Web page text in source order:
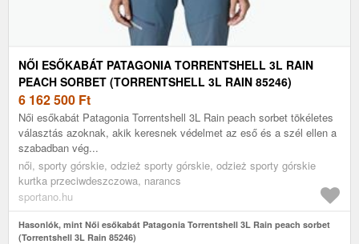
NŐI ESŐKABÁT PATAGONIA TORRENTSHELL 3L RAIN
PEACH SORBET (TORRENTSHELL 3L RAIN 85246)
6 162 500 Ft
Női esőkabát Patagonia Torrentshell 3L Rain peach sorbet tökéletes
választás azoknak, akik keresnek védelmet az eső és a szél ellen a
szabadban vég...
női, sporty górskie, odzież sporty górskie, odzież sporty górskie
kurtka przeciwdeszczowa, narancs
sportano.hu
Hasonlók, mint Női esőkabát Patagonia Torrentshell 3L Rain peach sorbet
(Torrentshell 3L Rain 85246)